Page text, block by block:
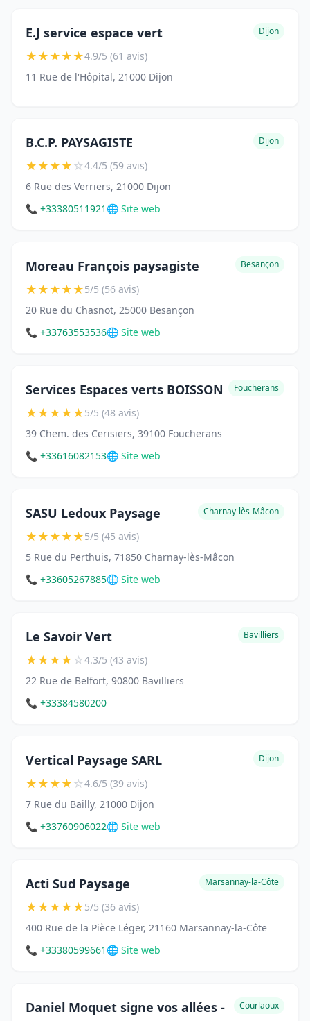
E.J service espace vert Dijon
★★★★★4.9/5 (61 avis)
11 Rue de l'Hôpital, 21000 Dijon
B.C.P. PAYSAGISTE Dijon
★★★★☆4.4/5 (59 avis)
6 Rue des Verriers, 21000 Dijon
📞 +33380511921 🌐 Site web
Moreau François paysagiste Besançon
★★★★★5/5 (56 avis)
20 Rue du Chasnot, 25000 Besançon
📞 +33763553536🌐 Site web
Services Espaces verts BOISSON Foucherans
★★★★★5/5 (48 avis)
39 Chem. des Cerisiers, 39100 Foucherans
📞 +33616082153🌐 Site web
SASU Ledoux Paysage Charnay-lès-Mâcon
★★★★★5/5 (45 avis)
5 Rue du Perthuis, 71850 Charnay-lès-Mâcon
📞 +33605267885🌐 Site web
Le Savoir Vert Bavilliers
★★★★☆4.3/5 (43 avis)
22 Rue de Belfort, 90800 Bavilliers
📞 +33384580200
Vertical Paysage SARL Dijon
★★★★☆4.6/5 (39 avis)
7 Rue du Bailly, 21000 Dijon
📞 +33760906022🌐 Site web
Acti Sud Paysage Marsannay-la-Côte
★★★★★5/5 (36 avis)
400 Rue de la Pièce Léger, 21160 Marsannay-la-Côte
📞 +33380599661 🌐 Site web
Daniel Moquet signe vos allées -
Courlaoux